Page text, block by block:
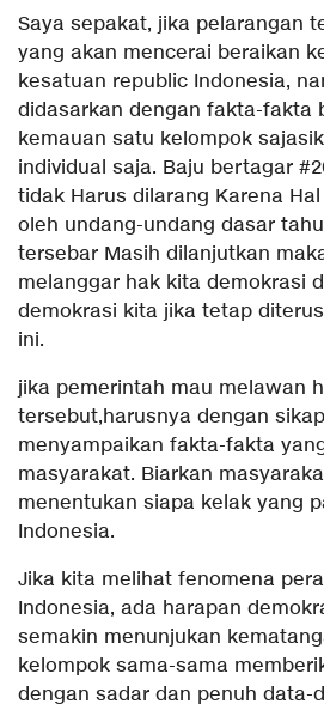
Saya sepakat, jika pelarangan
yang akan mencerai beraikan
kesatuan republic Indonesia,
didasarkan dengan fakta-fakta
kemauan satu kelompok
individual saja. Baju bertagar
tidak Harus dilarang Karena
oleh undang-undang dasar
tersebar Masih dilanjutkan
melanggar hak kita demokrasi
demokrasi kita jika tetap
ini.
jika pemerintah mau melawan
tersebut,harusnya dengan
menyampaikan fakta-fakta
masyarakat. Biarkan
menentukan siapa kelak yang
Indonesia.
Jika kita melihat fenomena
Indonesia, ada harapan
semakin menunjukan
kelompok sama-sama
dengan sadar dan penuh data-